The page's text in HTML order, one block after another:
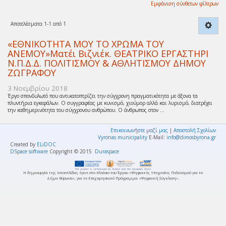
Εμφάνιση σύνθετων φίλτρων
Αποτελέσματα 1-1 από 1
«ΕΘΝΙΚΟΤΗΤΑ ΜΟΥ ΤΟ ΧΡΩΜΑ ΤΟΥ
ΑΝΕΜΟΥ»Ματέι Βιζνιέκ. ΘΕΑΤΡΙΚΟ ΕΡΓΑΣΤΗΡΙ
Ν.Π.Δ.Δ. ΠΟΛΙΤΙΣΜΟΥ & ΑΘΛΗΤΙΣΜΟΥ ΔΗΜΟΥ
ΖΩΓΡΑΦΟΥ
3 Νοεμβρίου 2018
Έργο σπονδυλωτό που αντικατοπτρίζει την σύγχρονη πραγματικότητα με άξονα τα
πλυντήρια εγκεφάλων. Ο συγγραφέας με κυνισμό, χιούμορ αλλά και λυρισμό, διατρέχει
την καθημερινότητα του σύγχρονου ανθρώπου. Ο άνθρωπος στον ...
Επικοινωνήστε μαζί μας | Αποστολή Σχολίων
Vyronas municipality E-Mail: info@dimosbyrona.gr
Created by ELiDOC
DSpace software Copyright © 2015 Duraspace
Η δημιουργία της Ιστοσελίδας έγινε στο πλαίσιο του Έργου «Ψηφιακές Υπηρεσίες Πολιτισμού για το
Δήμο Βύρωνα», για το Επιχειρησιακό Πρόγραμμα «Ψηφιακή Σύγκλιση».